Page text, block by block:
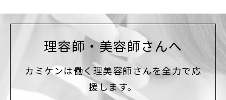
理容師・美容師さんへ
カミケンは働く理美容師さんを全力で応
援します。